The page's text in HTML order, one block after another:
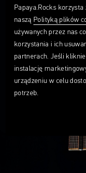
Papaya.Rocks
naszą Polityką plików
używanych przez nas
korzystania i ich
partnerach. Jeśli
instalację
urządzeniu w celu
potrzeb.